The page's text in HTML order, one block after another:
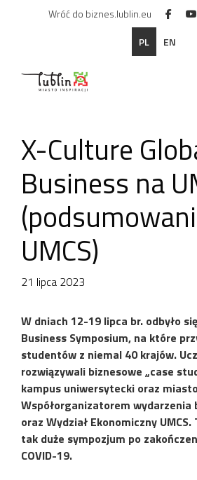
Wróć do biznes.lublin.eu
PL
EN
X-Culture
Business na
UMCS)
21 lipca 2023
W dniach 12-19 lipca br. odbyło
Business Symposium, na które
studentów z niemal 40 krajów.
rozwiązywali biznesowe „case
kampus uniwersytecki oraz
Współorganizatorem wydarzenia
oraz Wydział Ekonomiczny
tak duże sympozjum po
COVID-19.